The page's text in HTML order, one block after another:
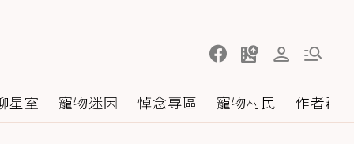
星室 寵物迷因 悼念專區 寵物村民 作者群